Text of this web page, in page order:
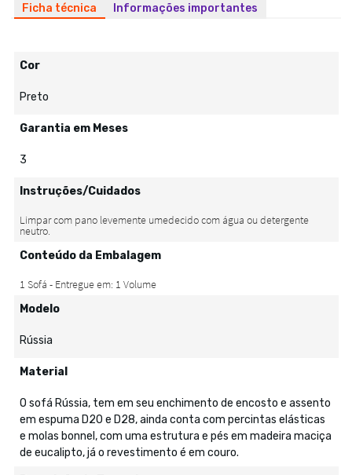
Ficha técnica Informações importantes
Cor
Preto
Garantia em Meses
3
Instruções/Cuidados
Conteúdo da Embalagem
Modelo
Rússia
Material
O sofá Rússia, tem em seu enchimento de encosto e assento
em espuma D20 e D28, ainda conta com percintas elásticas
e molas bonnel, com uma estrutura e pés em madeira maciça
de eucalipto, já o revestimento é em couro.